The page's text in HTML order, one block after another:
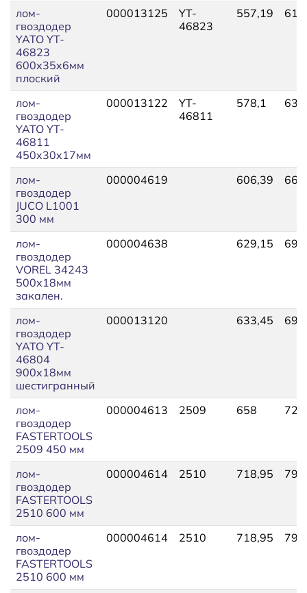
лом-
гвоздодер
YATO YT-
46823
600x35x6мм
плоский
000013125
YT-
46823
557,19
лом-
гвоздодер
YATO YT-
46811
450x30x17мм
000013122
YT-
46811
578,1
лом-
гвоздодер
JUCO L1001
300 мм
000004619 606,39
лом-
гвоздодер
VOREL 34243
500х18мм
закален.
000004638 629,15
лом-
гвоздодер
YATO YT-
46804
900x18мм
шестигранный
000013120 633,45
лом-
гвоздодер
FASTERTOOLS
2509 450 мм
000004613 2509 658
лом-
гвоздодер
FASTERTOOLS
2510 600 мм
000004614 2510 718,95
лом-
гвоздодер
FASTERTOOLS
2510 600 мм
000004614 2510 718,95